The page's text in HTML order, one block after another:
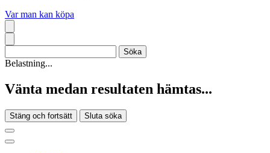
Var man kan köpa
Belastning...
Vänta medan resultaten hämtas...
Stäng och fortsätt Sluta söka